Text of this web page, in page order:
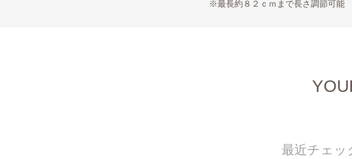
※最長約８２ｃｍまで長さ調節可能
最近チェッ